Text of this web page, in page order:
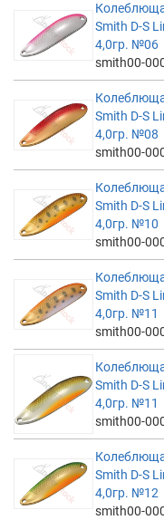
Smith D-S
4,0гр. №06
smith00-
Smith D-S
4,0гр. №08
smith00-
Smith D-S
4,0гр. №10
smith00-
Smith D-S
4,0гр. №11
smith00-
Smith D-S
4,0гр. №11
smith00-
Smith D-S
4,0гр. №12
smith00-